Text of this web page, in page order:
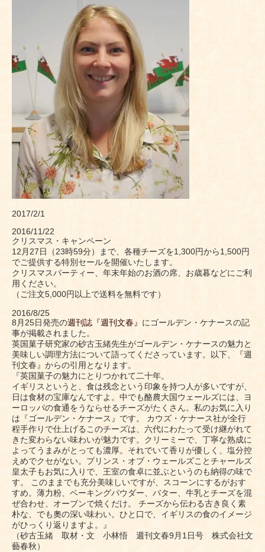
2017/2/1
2016/11/22
クリスマス・キャンペーン
12月27日（23時59分）まで、各種チーズを1,300円から1,500円
でご提供する特別セールを開催いたします。
クリスマスパーティー、年末年始のお酒の席、お歳暮などにご利
用ください。
（ご注文5,000円以上で送料を無料です）
2016/8/25
8月25日発売の週刊誌『週刊文春』 にゴールデン・ケナースの記
事が掲載されました。
英国菓子研究家の砂古玉緒先生がゴールデン・ケナースの魅力と
美味しい調理方法について語ってくださっています。以下、『週
刊文春』からの引用となります。
『英国菓子の魅力にとりつかれて二十年。
イギリスというと、食は残念という印象を持つ人が多いですが、
日は食材の宝庫なんですよ。中でも酪農大国ウェールズには、ヨ
ーロッパの食通をうならせるチーズがたくさん。私のお気に入り
は『ゴールデン・ケナース』です。 カウズ・ケナース社が全行
程手作りで仕上げるこのチーズは、六代にわたって受け継がれて
きた変わらない味わいが魅力です。クリーミーで、丁寧な熟成に
よってうまみがとっても濃厚。それでいて香りが優しく、塩分控
えめでクセがない。プリンス・オブ・ウェールズことチャールズ
皇太子もお気に入りで、王室の食卓に並ぶというのも納得の味で
す。 このままでも充分美味しいですが、スコーンにするがおす
すめ。薄力粉、ベーキングパウダー、バター、牛乳とチーズを混
ぜ合わせ、オーブンで焼くだけ。 チーズから伝わる古き良く素
朴な、でも奧の深い味わい。ひと口で、イギリスの食のイメージ
がひっくり返りますよ。』
（砂古玉緒 取材・文 小林悟 週刊文春9月1日号 株式会社文
藝春秋）